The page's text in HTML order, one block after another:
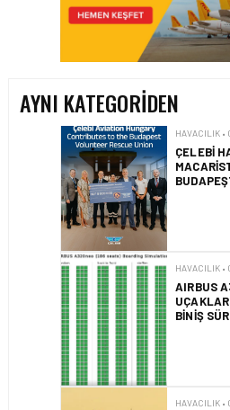
AYNI KATEGORIDEN
ÇELEBI
ANLAMLI
AIRBUS
BINIŞ
ENÇOK
OLAYINI